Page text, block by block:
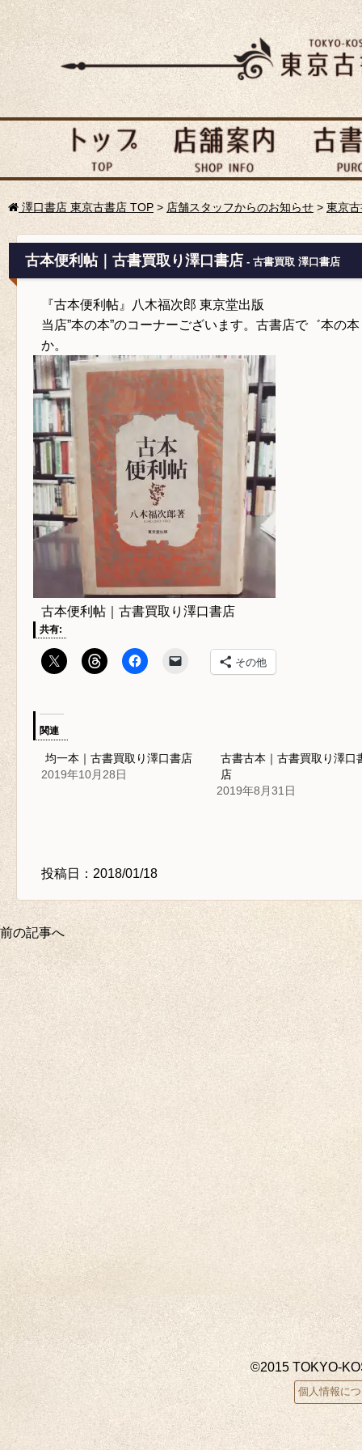
澤口書店 東京古書店 TOP > 店舗スタッフからのお知らせ> 東京
古本便利帖｜古書買取り澤口書店 - 古書買取 澤口書店
『古本便利帖』八木福次郎 東京堂出版
当店”本の本”のコーナーございます。古書店で゛本の
か。
古本便利帖｜古書買取り澤口書店
共有:
その他
関連
均一本｜古書買取り澤口書店
2019年10月28日
古書古本｜古書買取り澤口
店
2019年8月31日
投稿日：2018/01/18
前の記事へ
©2015 TOKYO-
個人情報に